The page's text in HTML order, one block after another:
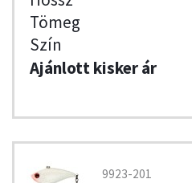
9923-201